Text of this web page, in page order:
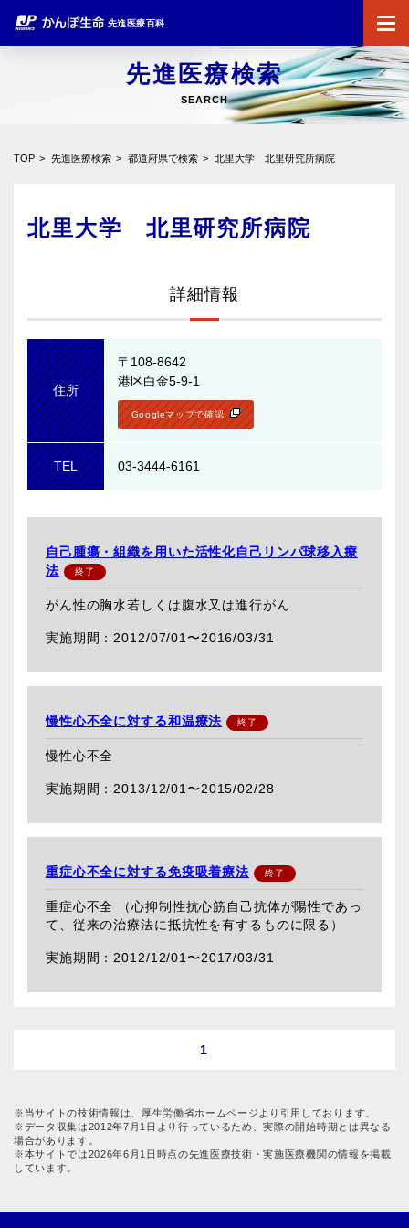
先進医療百科
先進医療検索
SEARCH
TOP 先進医療検索 都道府県で検索 北里大学 北里研究所病院
北里大学 北里研究所病院
詳細情報
住所
〒108-8642
港区白金5-9-1
Googleマップで確認
TEL 03-3444-6161
自己腫瘍・組織を用いた活性化自己リンパ球移入療
法
がん性の胸水若しくは腹水又は進行がん
2012/07/01〜2016/03/31
慢性心不全に対する和温療法
慢性心不全
2013/12/01〜2015/02/28
重症心不全に対する免疫吸着療法
重症心不全 （心抑制性抗心筋自己抗体が陽性であっ
て、従来の治療法に抵抗性を有するものに限る）
2012/12/01〜2017/03/31
1
※当サイトの技術情報は、厚生労働省ホームページより引用しております。
※データ収集は2012年7月1日より行っているため、実際の開始時期とは異なる
場合があります。
※本サイトでは2026年6月1日時点の先進医療技術・実施医療機関の情報を掲載
しています。